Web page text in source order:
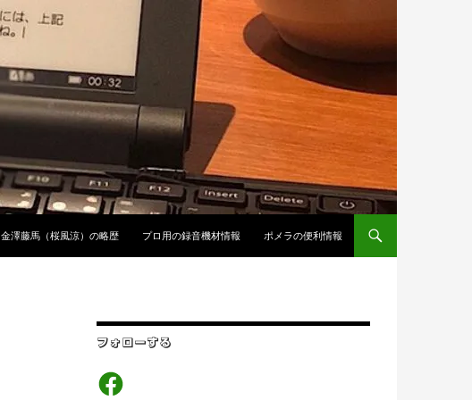
金澤藤馬（桜風涼）の略歴 プロ用の録音機材情報 ポメラの便利情報
フォローする
Facebook